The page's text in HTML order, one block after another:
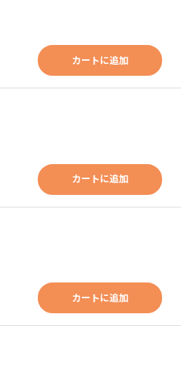
カートに追加
カートに追加
カートに追加